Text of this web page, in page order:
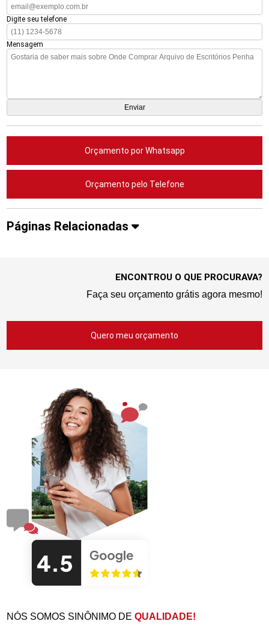
Digite seu telefone
Mensagem
Orçamento por Whatsapp
Orçamento pelo Telefone
Páginas Relacionadas
ENCONTROU O QUE PROCURAVA?
Faça seu orçamento grátis agora mesmo!
Quero meu orçamento
NÓS SOMOS SINÔNIMO DEQUALIDADE!